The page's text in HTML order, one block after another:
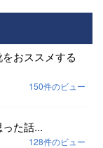
おススメする
150件のビュー
た話...
128件のビュー